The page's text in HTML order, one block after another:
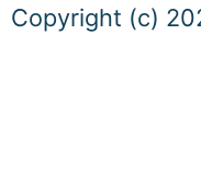
Copyright (c)